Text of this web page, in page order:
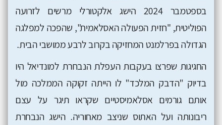
בספטמבר 2024 הישג אלקטורלי מרשים לזרועה
הפוליטית, "חזית הפעולה האסלאמית", שהפכה למפלגה
הגדולה בפרלמנט המחזיקה בקרוב לרבע ממושבי הבית.
החגיגות שפרצו בעקבות העפלת הנבחרת למונדיאל היו
בדיוק "הדבק המלכד" לו הייתה זקוקה הממלכה מול
אותם גורמים אסלאמיסטיים שקראו תיגר על עצם
ריבונותה ועל האתוס שניצב מאחוריה. הישג הנבחרת